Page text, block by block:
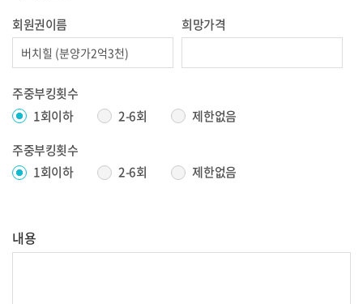
회원권이름 희망가격
주중부킹횟수
1회이하
2-6회
제한없음
주중부킹횟수
1회이하
2-6회 제한없음
내용